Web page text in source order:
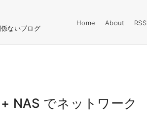
ないブログ
Home About RSS
NAS でネットワーク